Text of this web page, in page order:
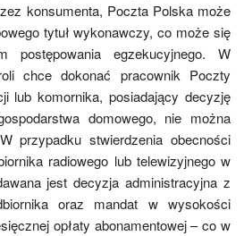
konsumenta, Poczta Polska może
tytuł wykonawczy, co może się
postępowania egzekucyjnego. W
chce dokonać pracownik Poczty
lub komornika, posiadający decyzję
domowego, nie można
przypadku stwierdzenia obecności
radiowego lub telewizyjnego w
jest decyzja administracyjna z
oraz mandat w wysokości
opłaty abonamentowej – co w